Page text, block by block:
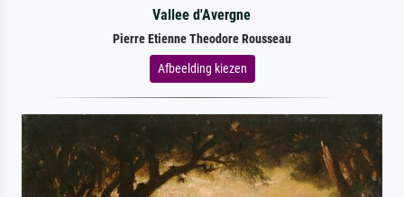
Vallee d'Avergne
Pierre Etienne Theodore Rousseau
Afbeelding kiezen